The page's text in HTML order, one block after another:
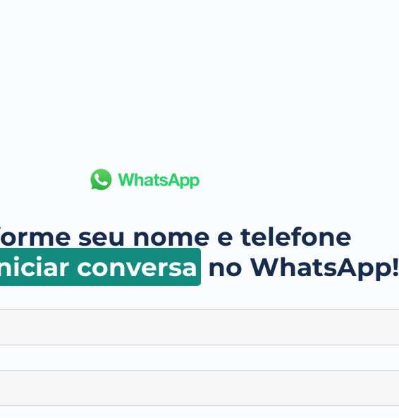
seu nome e telefone
conversa no WhatsApp!